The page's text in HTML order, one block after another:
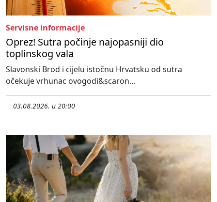
Servisne informacije
Oprez! Sutra počinje najopasniji dio
toplinskog vala
Slavonski Brod i cijelu istočnu Hrvatsku od sutra
očekuje vrhunac ovogodi&scaron...
03.08.2026. u 20:00